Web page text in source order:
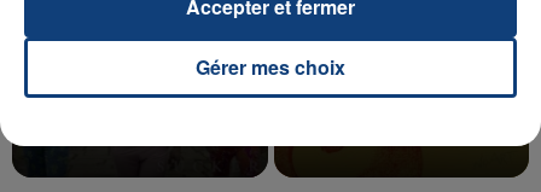
Gérer mes choix
Accepter et fermer